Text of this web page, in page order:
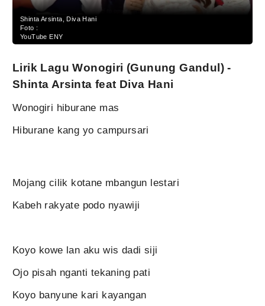
Shinta Arsinta, Diva Hani
Foto :
YouTube ENY
Lirik Lagu Wonogiri (Gunung Gandul) -
Shinta Arsinta feat Diva Hani
Wonogiri hiburane mas
Hiburane kang yo campursari
Mojang cilik kotane mbangun lestari
Kabeh rakyate podo nyawiji
Koyo kowe lan aku wis dadi siji
Ojo pisah nganti tekaning pati
Koyo banyune kari kayangan